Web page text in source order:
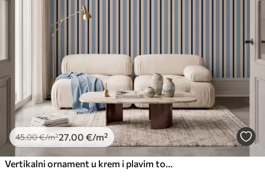
45.00€/m²27 .00 €/m²